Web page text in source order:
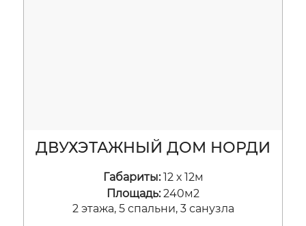
ДВУХЭТАЖНЫЙ ДОМ НОРДИ
Габариты:12 х 12м
Площадь:240м2
2 этажа, 5 спальни, 3 санузла